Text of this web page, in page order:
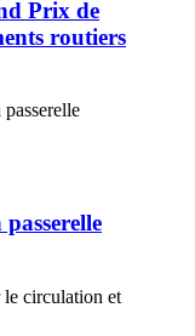
Prix de
routiers